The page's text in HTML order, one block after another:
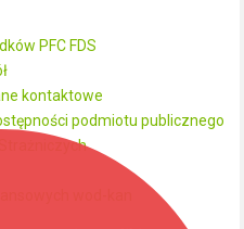
PFC FDS
kontaktowe
podmiotu publicznego
wod-kan